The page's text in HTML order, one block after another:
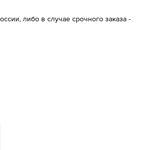
либо в случае срочного заказа -